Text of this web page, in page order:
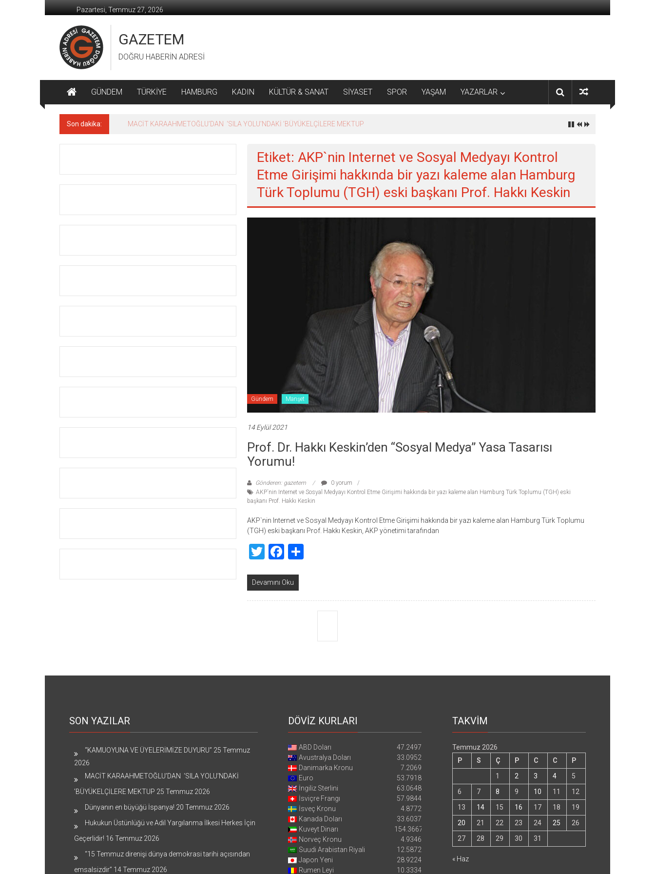
geç
Pazartesi, Temmuz 27, 2026
GAZETEM
DOĞRU HABERİN ADRESİ
GÜNDEM TÜRKİYE HAMBURG KADIN KÜLTÜR & SANAT SİYASET SPOR YAŞAM YAZARLAR
Son dakika: MACİT KARAAHMETOĞLU’DAN ‘SILA YOLU’NDAKİ ’BÜYÜKELÇİLERE MEKTUP
Etiket: AKP`nin Internet ve Sosyal Medyayı Kontrol
Etme Girişimi hakkında bir yazı kaleme alan Hamburg
Türk Toplumu (TGH) eski başkanı Prof. Hakkı Keskin
Gündem Manşet
14 Eylül 2021
Prof. Dr. Hakkı Keskin’den “Sosyal Medya” Yasa Tasarısı
Yorumu!
Gönderen: gazetem
0 yorum
AKP`nin Internet ve Sosyal Medyayı Kontrol Etme Girişimi hakkında bir yazı kaleme alan Hamburg Türk Toplumu (TGH) eski
başkanı Prof. Hakkı Keskin
AKP`nin Internet ve Sosyal Medyayı Kontrol Etme Girişimi hakkında bir yazı kaleme alan Hamburg Türk Toplumu
(TGH) eski başkanı Prof. Hakkı Keskin, AKP yönetimi tarafından
TwitterFacebook
Devamını Oku
SON YAZILAR
“KAMUOYUNA VE ÜYELERİMİZE DUYURU” 25 Temmuz
2026
MACİT KARAAHMETOĞLU’DAN ‘SILA YOLU’NDAKİ
’BÜYÜKELÇİLERE MEKTUP 25 Temmuz 2026
Dünyanın en büyüğü İspanya! 20 Temmuz 2026
Hukukun Üstünlüğü ve Adil Yargılanma İlkesi Herkes İçin
Geçerlidir! 16 Temmuz 2026
“15 Temmuz direnişi dünya demokrasi tarihi açısından
emsalsizdir” 14 Temmuz 2026
DÖVİZ KURLARI
ABD Doları
47.2497
Avustralya Doları
33.0952
Danimarka Kronu
7.2069
Euro
53.7918
İngiliz Sterlini
63.0648
İsviçre Frangı
57.9844
İsveç Kronu
4.8772
Kanada Doları
33.6037
Kuveyt Dinarı
154.3667
Norveç Kronu
4.9346
Suudi Arabistan Riyali
12.5872
Japon Yeni
28.9224
Rumen Leyi
10.3334
TAKVİM
Temmuz 2026
P
S Ç P C C
P
1
2 3 4
5
6
7 8 9 10 11
12
13
14 15 16 17 18
19
20
21 22 23 24 25
26
27
28 29 30 31
« Haz